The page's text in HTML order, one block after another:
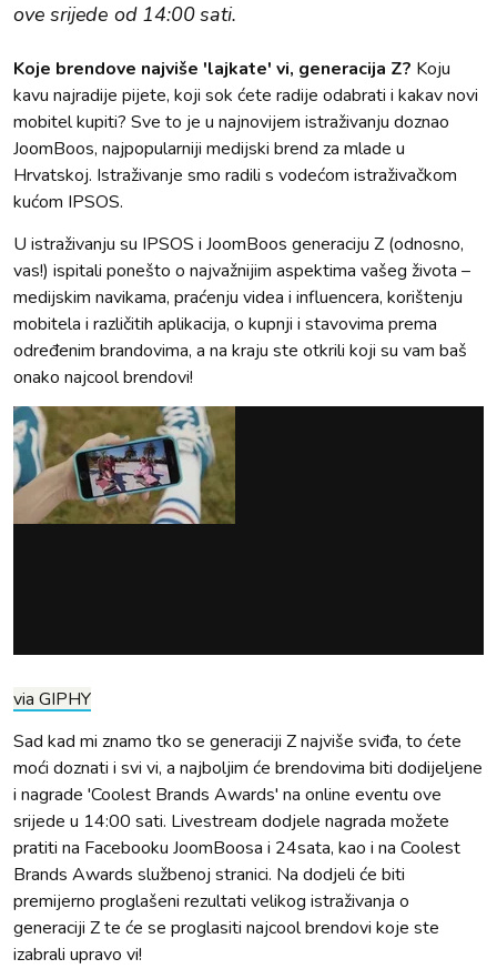
ove srijede od 14:00 sati.
Koje brendove najviše 'lajkate' vi, generacija Z? Koju
kavu najradije pijete, koji sok ćete radije odabrati i kakav novi
mobitel kupiti? Sve to je u najnovijem istraživanju doznao
JoomBoos, najpopularniji medijski brend za mlade u
Hrvatskoj. Istraživanje smo radili s vodećom istraživačkom
kućom IPSOS.
U istraživanju su IPSOS i JoomBoos generaciju Z (odnosno,
vas!) ispitali ponešto o najvažnijim aspektima vašeg života –
medijskim navikama, praćenju videa i influencera, korištenju
mobitela i različitih aplikacija, o kupnji i stavovima prema
određenim brandovima, a na kraju ste otkrili koji su vam baš
onako najcool brendovi!
via GIPHY
Sad kad mi znamo tko se generaciji Z najviše sviđa, to ćete
moći doznati i svi vi, a najboljim će brendovima biti dodijeljene
i nagrade 'Coolest Brands Awards' na online eventu ove
srijede u 14:00 sati. Livestream dodjele nagrada možete
pratiti na Facebooku JoomBoosa i 24sata, kao i na Coolest
Brands Awards službenoj stranici. Na dodjeli će biti
premijerno proglašeni rezultati velikog istraživanja o
generaciji Z te će se proglasiti najcool brendovi koje ste
izabrali upravo vi!